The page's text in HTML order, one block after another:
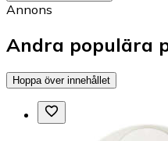
Annons
Andra populära
Hoppa över innehållet